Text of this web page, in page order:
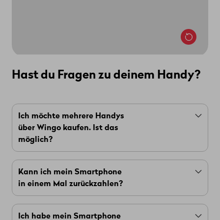
Hast du Fragen zu deinem Handy?
Ich möchte mehrere Handys
über Wingo kaufen. Ist das
möglich?
Ja, das ist möglich. Du kannst einSmartphone
pro Handy-Abokaufen.
Wenn du zum BeispielWingo Swiss Maxund
Wingo Europe Gohast, kannst du zwei
Smartphones kaufen, eins pro Abo.
Kann ich mein Smartphone
in einem Mal zurückzahlen?
Ja. Wenn du dein Smartphone in einem Mal
vollständig zurückzahlen möchtest, musst du
Ich habe mein Smartphone